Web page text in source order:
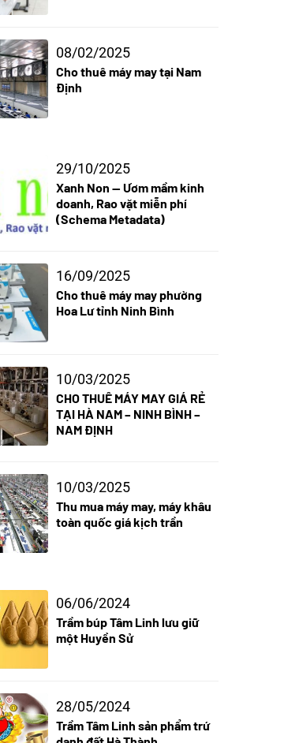
08/02/2025
Cho thuê máy may tại Nam
Định
29/10/2025
Xanh Non — Ươm mầm kinh
doanh, Rao vặt miễn phí
(Schema Metadata)
16/09/2025
Cho thuê máy may phường
Hoa Lư tỉnh Ninh Bình
10/03/2025
CHO THUÊ MÁY MAY GIÁ RẺ
TẠI HÀ NAM – NINH BÌNH –
NAM ĐỊNH
10/03/2025
Thu mua máy may, máy khâu
toàn quốc giá kịch trần
06/06/2024
Trầm búp Tâm Linh lưu giữ
một Huyền Sử
28/05/2024
Trầm Tâm Linh sản phẩm trứ